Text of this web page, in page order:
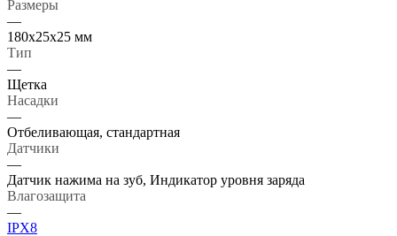
Размеры
—
180х25x25 мм
Тип
—
Щетка
Насадки
—
Отбеливающая, стандартная
Датчики
—
Датчик нажима на зуб, Индикатор уровня заряда
Влагозащита
—
IPX8